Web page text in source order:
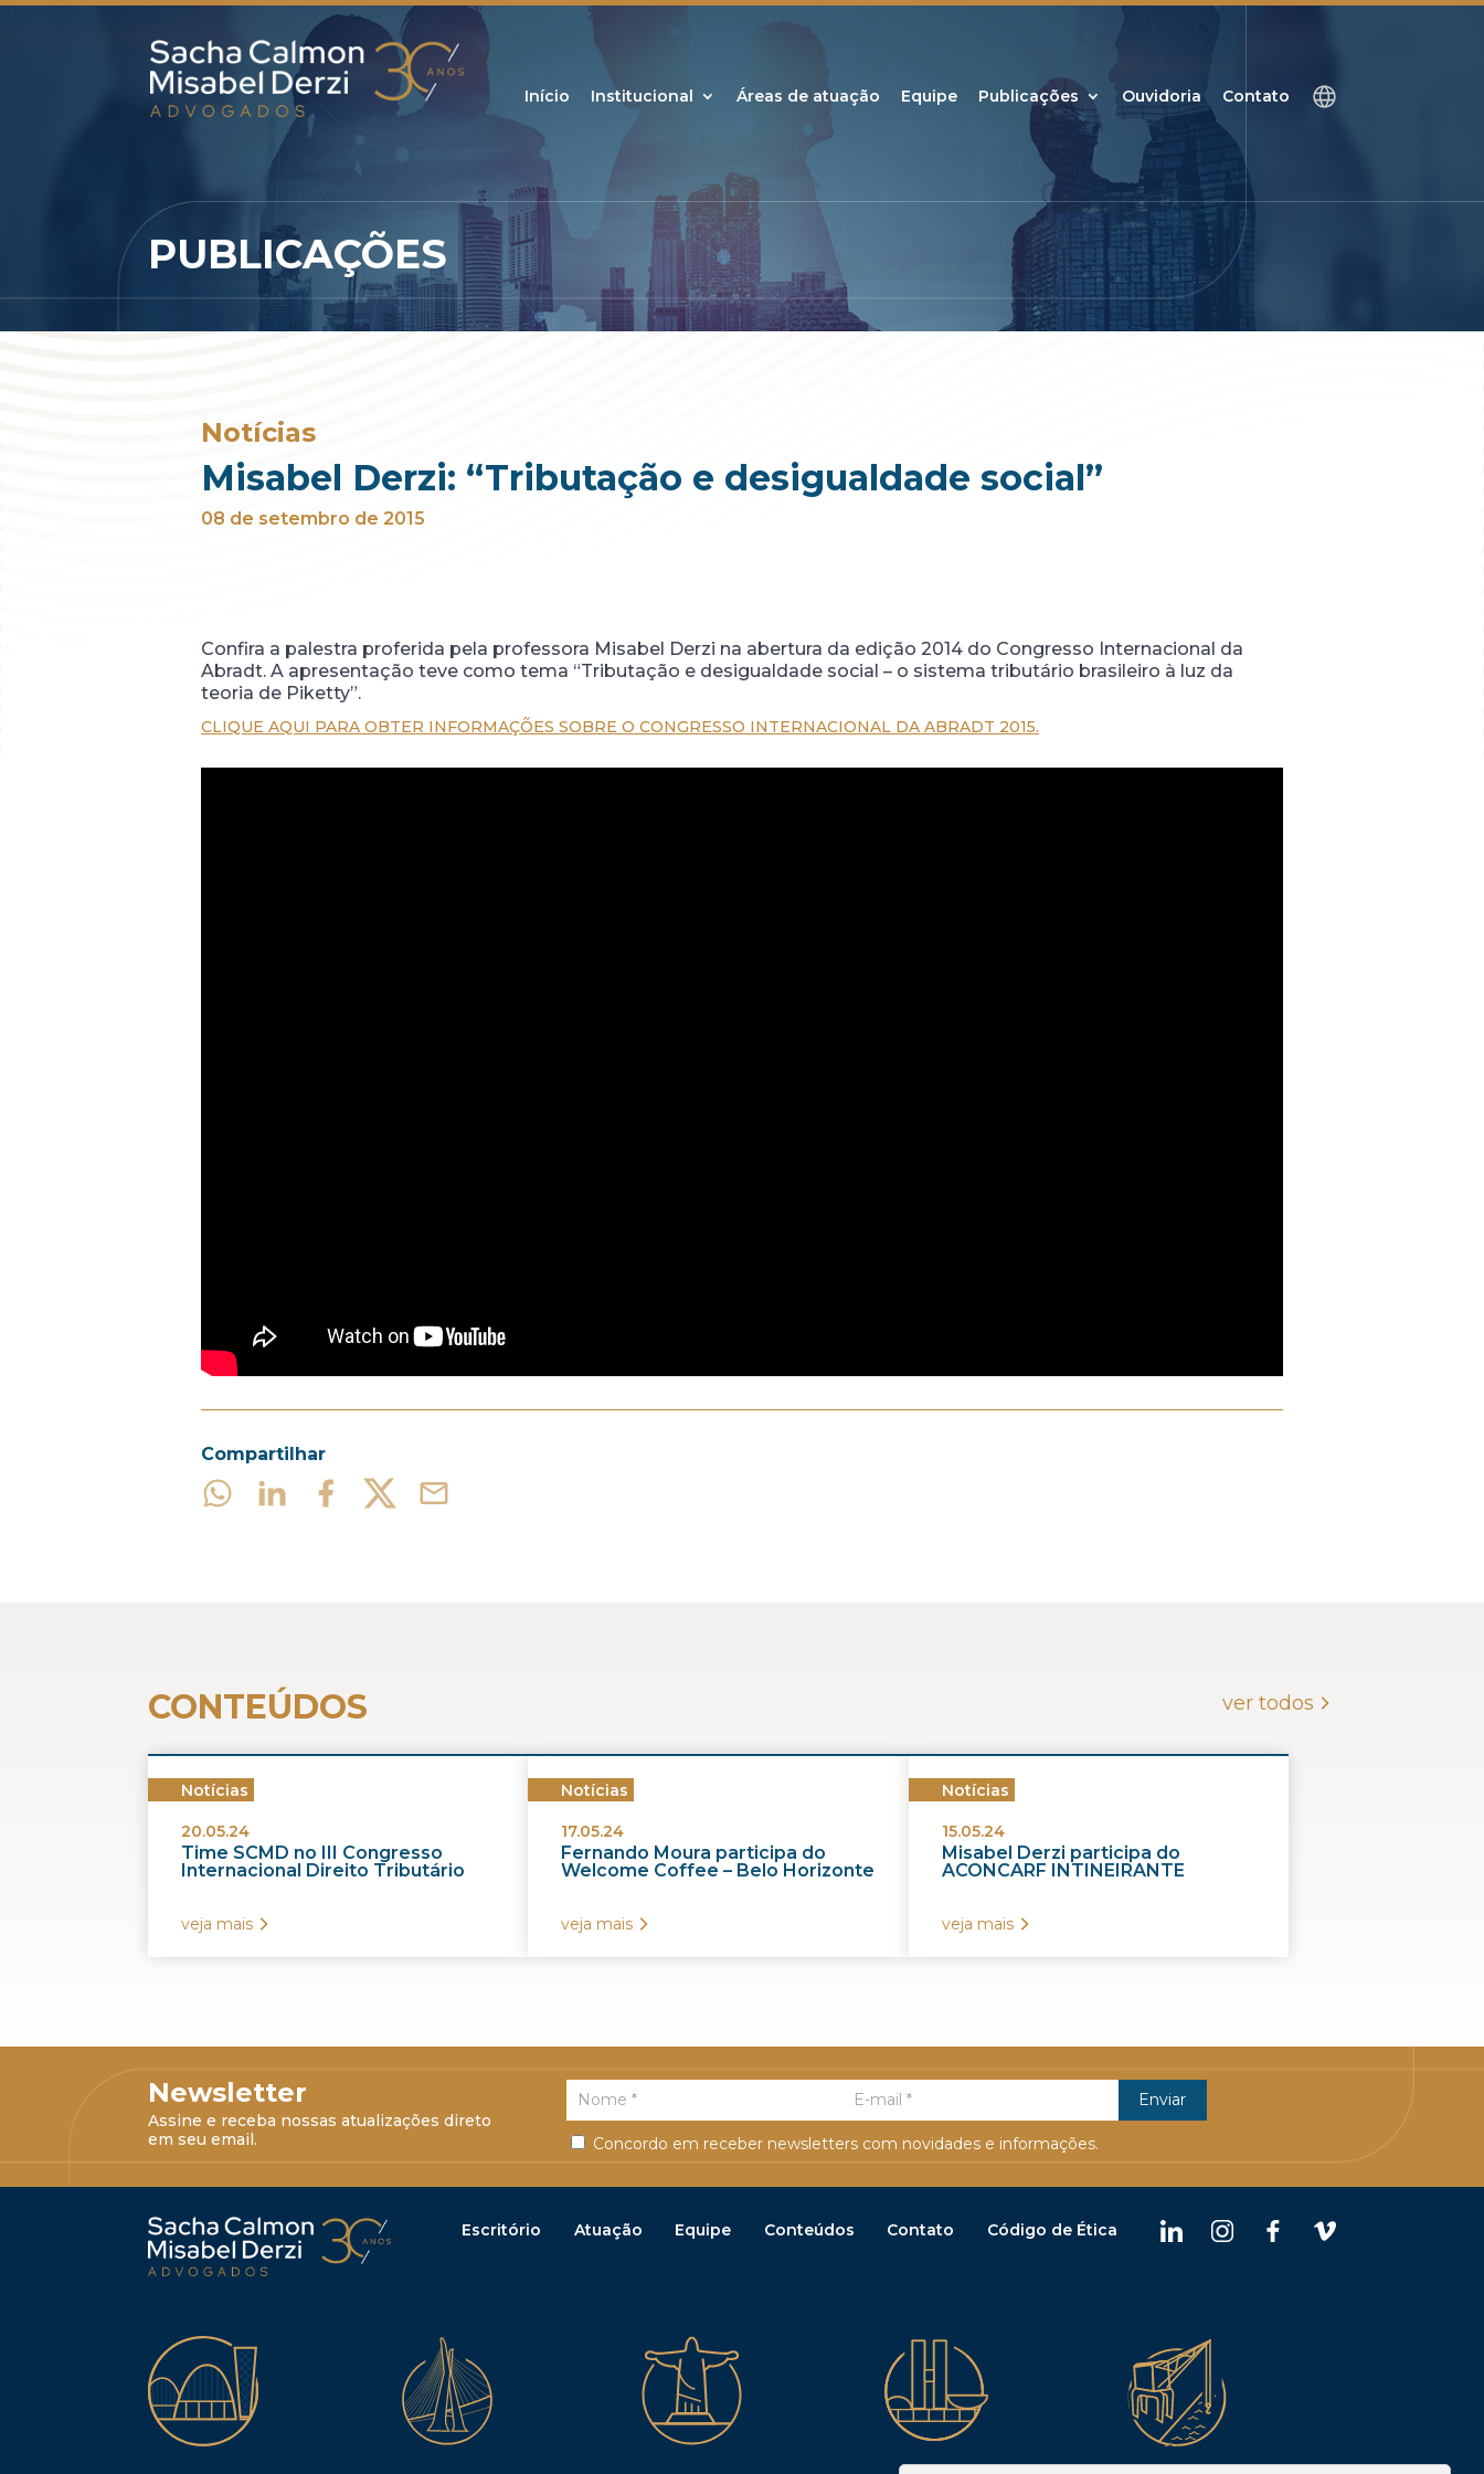
Início Institucional Áreas de atuação Equipe Publicações Ouvidoria Contato
PUBLICAÇÕES
Notícias
Misabel Derzi: “Tributação e desigualdade social”
08 de setembro de 2015
Confira a palestra proferida pela professora Misabel Derzi na abertura da edição 2014 do Congresso Internacional da
Abradt. A apresentação teve como tema “Tributação e desigualdade social – o sistema tributário brasileiro à luz da
teoria de Piketty”.
CLIQUE AQUI PARA OBTER INFORMAÇÕES SOBRE O CONGRESSO INTERNACIONAL DA ABRADT 2015.
Compartilhar
CONTEÚDOS ver todos
Notícias
20.05.24
Time SCMD no III Congresso
Internacional Direito Tributário
veja mais
Notícias
17.05.24
Fernando Moura participa do
Welcome Coffee – Belo Horizonte
veja mais
Notícias
15.05.24
Misabel Derzi participa do
ACONCARF INTINEIRANTE
veja mais
Newsletter
Assine e receba nossas atualizações direto
em seu email.
Concordo em receber newsletters com novidades e informações.
Escritório Atuação Equipe Conteúdos Contato Código de Ética